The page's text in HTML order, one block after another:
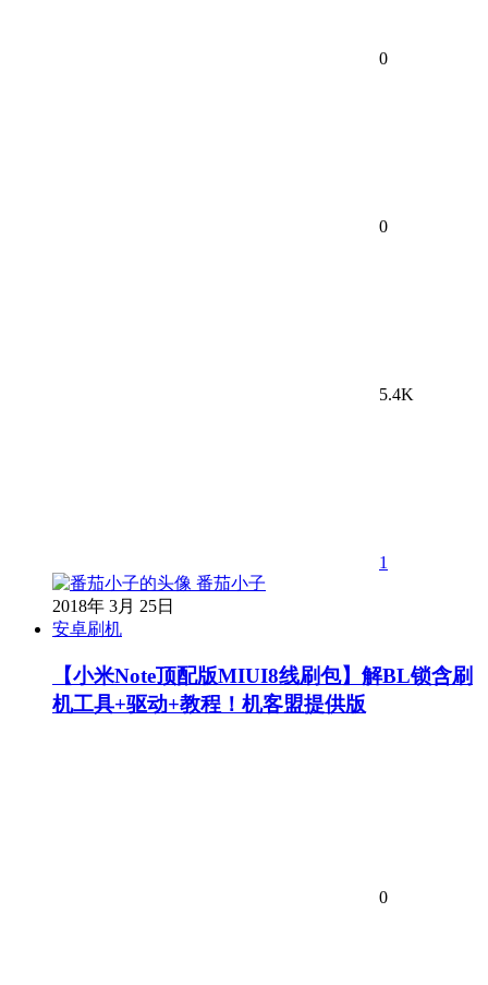
0
0
5.4K
1
番茄小子
2018年 3月 25日
安卓刷机
【小米Note顶配版MIUI8线刷包】解BL锁含刷
机工具+驱动+教程！机客盟提供版
0